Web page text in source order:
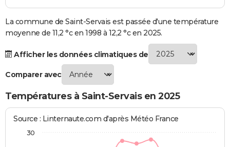
S'inscrire
Se connecter
Lycées
Collèges
Primaires
Universités
Entreprises
Service militaire
Avis de recherche
AVIS DE DÉCÈS
La commune de Saint-Servais est passée d'une température
moyenne de 11,2 °c en 1998 à 12,2 °c en 2025.
Afficher les données climatiques de
Comparer avec
Températures à Saint-Servais en 2025
Source : Linternaute.com d'après Météo France
30